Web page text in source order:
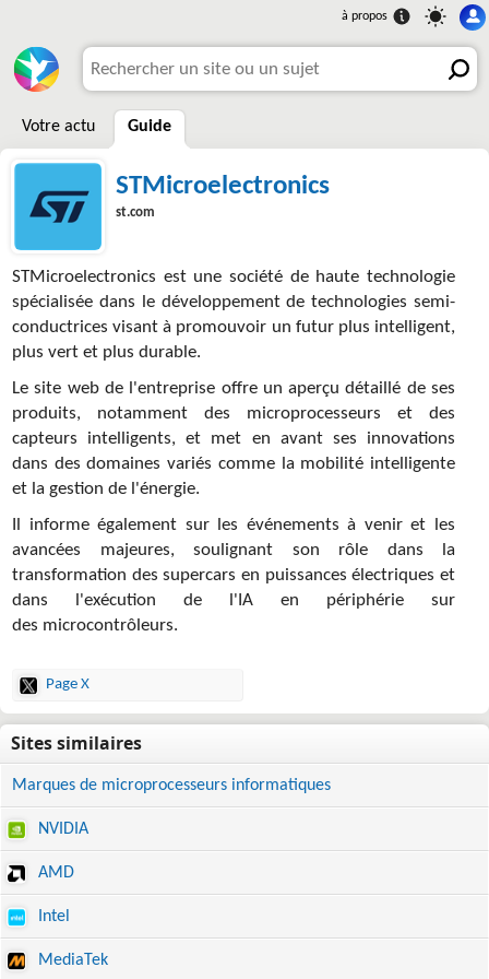
Votre actu Guide
STMicroelectronics
st.com
STMicroelectronics est une société de haute technologie
spécialisée dans le développement de technologies semi-
conductrices visant à promouvoir un futur plus intelligent,
plus vert et plus durable.
Le site web de l'entreprise offre un aperçu détaillé de ses
produits, notamment des microprocesseurs et des
capteurs intelligents, et met en avant ses innovations
dans des domaines variés comme la mobilité intelligente
et la gestion de l'énergie.
Il informe également sur les événements à venir et les
avancées majeures, soulignant son rôle dans la
transformation des supercars en puissances électriques et
dans l'exécution de l'IA en périphérie sur
des microcontrôleurs.
Page X
Marques de microprocesseurs informatiques
NVIDIA
AMD
Intel
MediaTek